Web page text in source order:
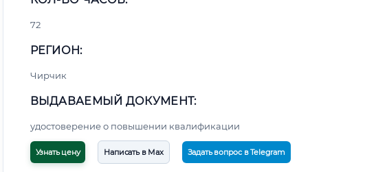
72
РЕГИОН:
Чирчик
ВЫДАВАЕМЫЙ ДОКУМЕНТ:
удостоверение о повышении квалификации
Узнать цену Написать в Max Задать вопрос в Telegram